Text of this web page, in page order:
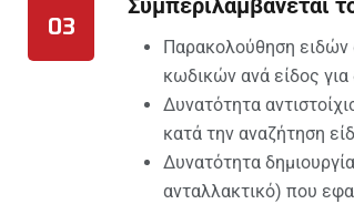
03
Συμπεριλαμβάνεται
Παρακολούθηση ειδών
κωδικών ανά είδος
Δυνατότητα
κατά την αναζήτηση
Δυνατότητα
ανταλλακτικό) που